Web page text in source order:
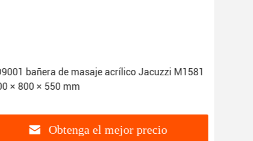
bañera de masaje acrílico Jacuzzi M1581
× 800 × 550 mm
Obtenga el mejor precio